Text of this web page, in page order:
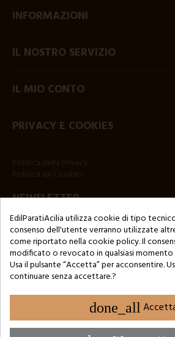
INFORMAZIONI
IL NOSTRO SERVIZIO
IL MIO CONTO
PRIVACY E COOKIES
NEWSLETTER
Copyright © 2024 by 3Enne s.r.l.s. P.IVA/
Numero di iscrizione REA: RM-1449325 -
Roma
Website Developed by
EdilParatiAcilia utilizza cookie di tipo
consenso dell'utente verranno utilizzate
come riportato nella cookie policy. Il
modificato o revocato in qualsiasi
Usa il pulsante “Accetta” per acconsentire.
continuare senza accettare.?
done_all